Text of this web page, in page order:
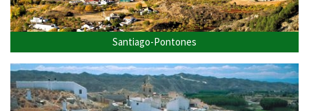
Santiago-Pontones